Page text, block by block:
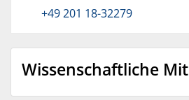
+49 201 18-32279
Wissenschaftliche